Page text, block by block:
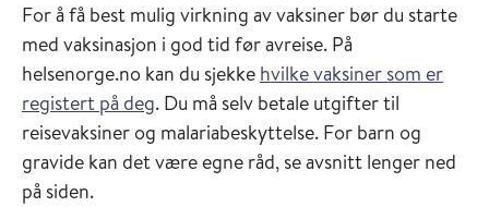
For å få best mulig virkning av vaksiner bør du starte
med vaksinasjon i god tid før avreise. På
helsenorge.no kan du sjekke hvilke vaksiner som er
registert på deg. Du må selv betale utgifter til
reisevaksiner og malariabeskyttelse. For barn og
gravide kan det være egne råd, se avsnitt lenger ned
på siden.